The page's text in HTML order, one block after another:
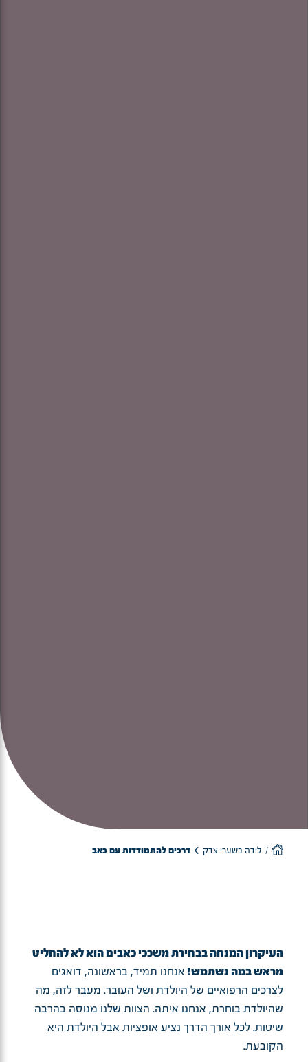
לידה בשערי צדק דרכים להתמודדות עם כאב
העיקרון המנחה בבחירת משככי כאבים הוא לא להחליט
מראש במה נשתמש! אנחנו תמיד, בראשונה, דואגים
לצרכים הרפואיים של היולדת ושל העובר. מעבר לזה, מה
שהיולדת בוחרת, אנחנו איתה. הצוות שלנו מנוסה בהרבה
שיטות. לכל אורך הדרך נציע אופציות אבל היולדת היא
הקובעת.